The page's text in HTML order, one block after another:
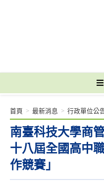
南臺科技大學商
十八屆全國高中
作競賽」
首頁 > 最新消息 > 行政單位公